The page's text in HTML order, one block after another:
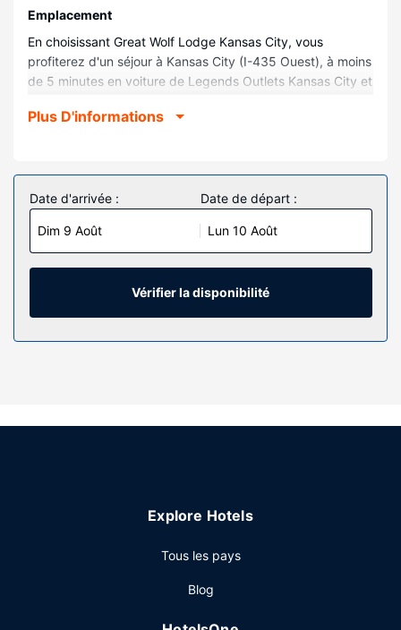
Emplacement
En choisissant Great Wolf Lodge Kansas City, vous
profiterez d'un séjour à Kansas City (I-435 Ouest), à moins
de 5 minutes en voiture de Legends Outlets Kansas City et
pour les familles se trouve à 23,3 km de Kansas City
Les 281 chambres climatisées de l'hébergement vous
invitent à la détente et comprennent un réfrigérateur et un
micro-ondes. Les salles de bain comprennent un ensemble
douche/baignoire et un sèche-cheveux. Les équipements
et services offerts par l'hébergement comprennent un
coffre-fort et une cafetière ou une bouilloire, mais aussi un
nombreuses infrastructures de loisirs qui incluent un parc
une salle de banquet.
américaine proposée par Camp Citter Bar & Grille, l'un des
Plus D'informations
Date d'arrivée :
Dim 9 Août
Date de départ :
Lun 10 Août
Vérifier la disponibilité
Explore Hotels
Tous les pays
Blog